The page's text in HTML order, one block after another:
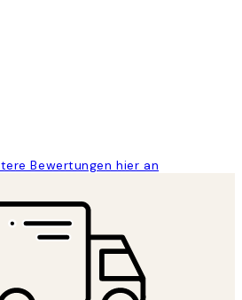
Bewertungen hier an